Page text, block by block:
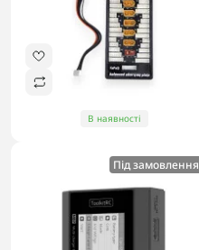
В наявності
Під замовлення